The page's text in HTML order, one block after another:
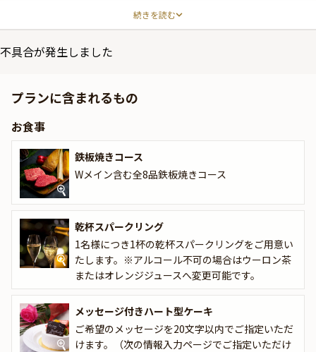
囲気の中で、最高の鉄板焼きを楽しむことができます。
や季節の野菜を使った繊細な料理を目の前で焼き上げて提供してい
供される旬の魚料理をお楽しみいただけます。
窓側のカウンター席へのご案内が確約され、夜景を眺めながらお食
事をご堪能いただけます。さらに、お祝いを華やかにスタートする
乾杯ドリンクやメッセージ付きデコレーションケーキ、ラッピング
された一輪のバラも特典としてご用意いたします。
鉄板焼RURIでのお食事は、ただのお食事以上の体験を提供いたしま
す。素材の味を最大限に引き出した料理と、プロのサービスが、あ
なたの大切な記念日をさらに特別なものに変えてくれることでしょ
う。
続きを読む
不具合が発生しました
プランに含まれるもの
お食事
鉄板焼きコース
Wメイン含む全8品鉄板焼きコース
乾杯スパークリング
1名様につき1杯の乾杯スパークリングをご用意い
たします。※アルコール不可の場合はウーロン茶
またはオレンジジュースへ変更可能です。
メッセージ付きハート型ケーキ
ご希望のメッセージを20文字以内でご指定いただ
けます。（次の情報入力ページでご指定いただけ